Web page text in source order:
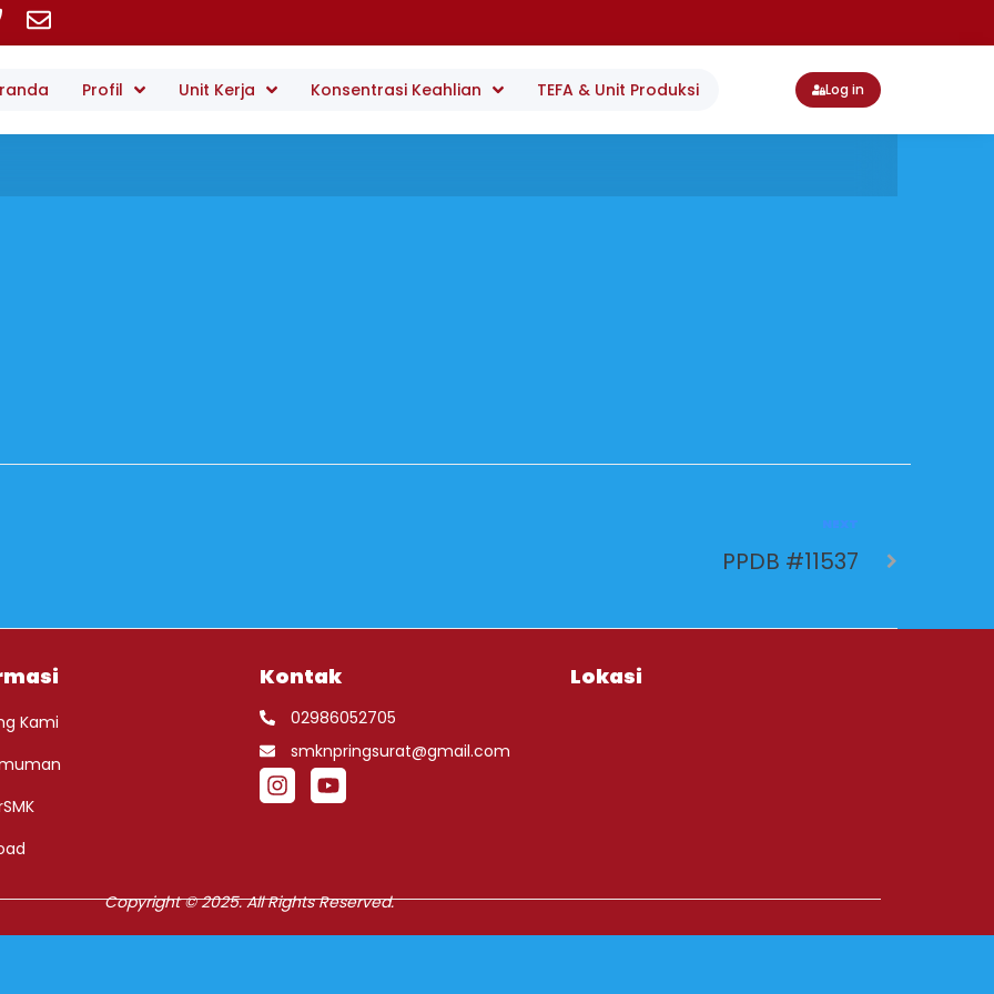
Profil Unit Kerja Konsentrasi Keahlian TEFA & Unit Produksi Log in
PPDB #11537
Kami
Kontak
02986052705
smknpringsurat@gmail.com
Lokasi
Copyright © 2025. All Rights Reserved.